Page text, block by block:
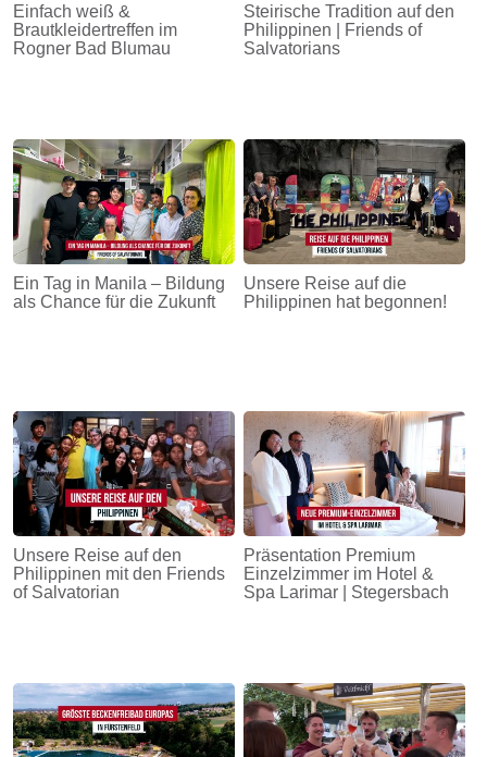
Einfach weiß &
Brautkleidertreffen im
Rogner Bad Blumau
Steirische Tradition auf den
Philippinen | Friends of
Salvatorians
Ein Tag in Manila – Bildung
als Chance für die Zukunft
Unsere Reise auf die
Philippinen hat begonnen!
Unsere Reise auf den
Philippinen mit den Friends
of Salvatorian
Präsentation Premium
Einzelzimmer im Hotel &
Spa Larimar | Stegersbach